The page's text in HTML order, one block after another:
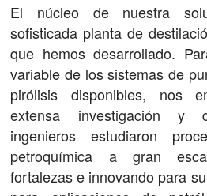
El núcleo de nuestra
sofisticada planta de
que hemos desarrollado.
variable de los sistemas de
pirólisis disponibles, nos
extensa investigación y
ingenieros estudiaron
petroquímica a gran
fortalezas e innovando para